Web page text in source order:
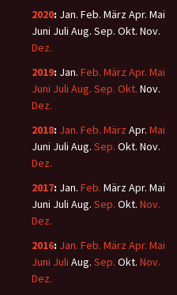
2020: Jan. Feb. MärzApr. Mai
Juni Juli Aug. Sep. Okt. Nov.
Dez.
2019: Jan. Feb. März Apr. Mai
Juni Juli Aug. Sep. Okt. Nov.
Dez.
2018: Jan. Feb. März Apr. Mai
Juni Juli Aug. Sep. Okt. Nov.
Dez.
2017: Jan. Feb. MärzApr. Mai
Juni Juli Aug. Sep. Okt. Nov.
Dez.
2016: Jan. Feb. März Apr. Mai
Juni Juli Aug. Sep. Okt. Nov.
Dez.